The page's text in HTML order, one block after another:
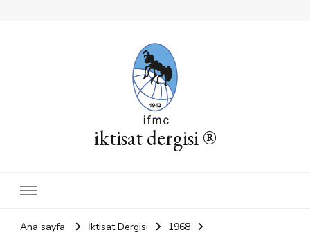
iktisat dergisi ®
Ana sayfa İktisat Dergisi
1968